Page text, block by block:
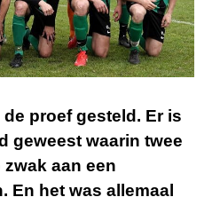
proef gesteld. Er is
geweest waarin twee
aan een
En het was allemaal